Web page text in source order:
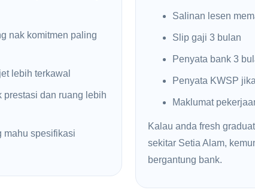
nak komitmen paling
lebih terkawal
dan ruang lebih
spesifikasi
Salinan lesen
Slip gaji 3 bulan
Penyata bank 3
Penyata KWSP
Maklumat
Kalau anda fresh
sekitar Setia Alam,
bergantung bank.